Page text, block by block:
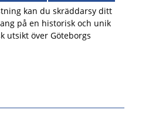
kan du skräddarsy ditt
på en historisk och unik
utsikt över Göteborgs